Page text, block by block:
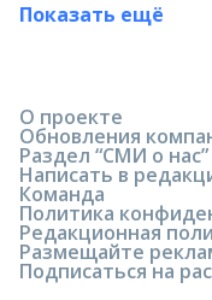
Показать ещё
О проекте
Обновления
Раздел “СМИ о нас”
Написать в
Команда
Политика
Редакционная
Размещайте
Подписаться на